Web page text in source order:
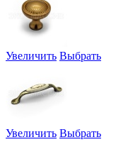
Увеличить Выбрать
Увеличить Выбрать